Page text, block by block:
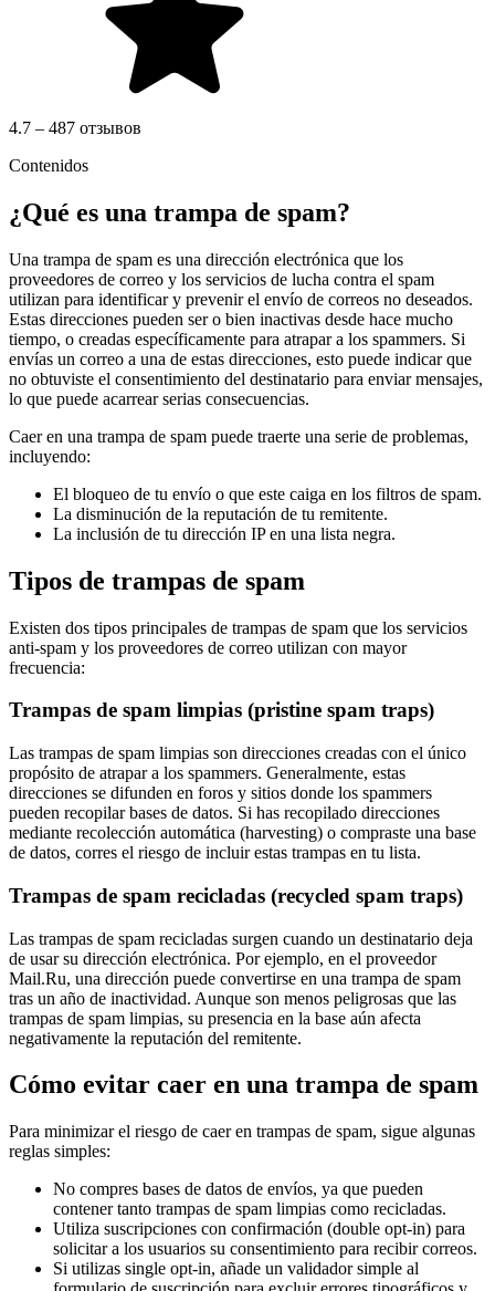
4.7 – 487 отзывов
Contenidos
¿Qué es una trampa de spam?
Una trampa de spam es una dirección electrónica que los
proveedores de correo y los servicios de lucha contra el spam
utilizan para identificar y prevenir el envío de correos no deseados.
Estas direcciones pueden ser o bien inactivas desde hace mucho
tiempo, o creadas específicamente para atrapar a los spammers. Si
envías un correo a una de estas direcciones, esto puede indicar que
no obtuviste el consentimiento del destinatario para enviar mensajes,
lo que puede acarrear serias consecuencias.
Caer en una trampa de spam puede traerte una serie de problemas,
incluyendo:
El bloqueo de tu envío o que este caiga en los filtros de spam.
La disminución de la reputación de tu remitente.
La inclusión de tu dirección IP en una lista negra.
Tipos de trampas de spam
Existen dos tipos principales de trampas de spam que los servicios
anti-spam y los proveedores de correo utilizan con mayor
frecuencia:
Trampas de spam limpias (pristine spam traps)
Las trampas de spam limpias son direcciones creadas con el único
propósito de atrapar a los spammers. Generalmente, estas
direcciones se difunden en foros y sitios donde los spammers
pueden recopilar bases de datos. Si has recopilado direcciones
mediante recolección automática (harvesting) o compraste una base
de datos, corres el riesgo de incluir estas trampas en tu lista.
Trampas de spam recicladas (recycled spam traps)
Las trampas de spam recicladas surgen cuando un destinatario deja
de usar su dirección electrónica. Por ejemplo, en el proveedor
Mail.Ru, una dirección puede convertirse en una trampa de spam
tras un año de inactividad. Aunque son menos peligrosas que las
trampas de spam limpias, su presencia en la base aún afecta
negativamente la reputación del remitente.
Cómo evitar caer en una trampa de spam
Para minimizar el riesgo de caer en trampas de spam, sigue algunas
reglas simples:
No compres bases de datos de envíos, ya que pueden
contener tanto trampas de spam limpias como recicladas.
Utiliza suscripciones con confirmación (double opt-in) para
solicitar a los usuarios su consentimiento para recibir correos.
Si utilizas single opt-in, añade un validador simple al